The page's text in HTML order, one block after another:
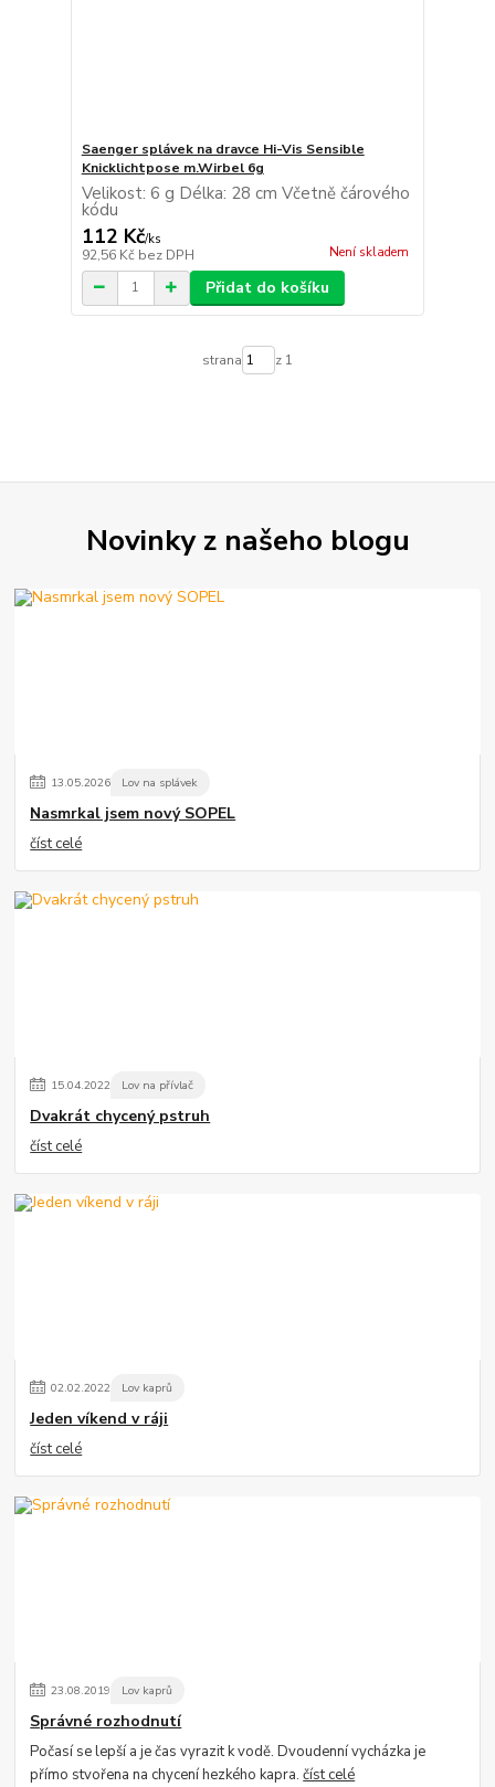
Saenger splávek na dravce Hi-Vis Sensible
Knicklichtpose m.Wirbel 6g
Velikost: 6 g Délka: 28 cm Včetně čárového
kódu
112 Kč/ks
92,56 Kč bez DPH Není skladem
Přidat do košíku
strana z 1
Novinky z našeho blogu
13.05.2026 Lov na splávek
Nasmrkal jsem nový SOPEL
číst celé
15.04.2022 Lov na přívlač
Dvakrát chycený pstruh
číst celé
02.02.2022 Lov kaprů
Jeden víkend v ráji
číst celé
23.08.2019 Lov kaprů
Správné rozhodnutí
Počasí se lepší a je čas vyrazit k vodě. Dvoudenní vycházka je
přímo stvořena na chycení hezkého kapra.číst celé